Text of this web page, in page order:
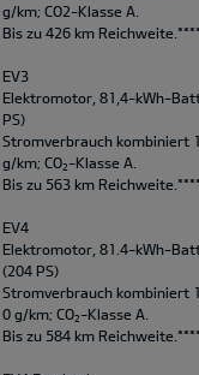
g/km; CO2-Klasse A.
Bis zu 426 km Reichweite.****
EV3
Elektromotor, 81,4-kWh-
PS)
Stromverbrauch kombiniert
g/km; CO2 -Klasse A.
Bis zu 563 km Reichweite.****
EV4
Elektromotor, 81.4-kWh-
(204 PS)
Stromverbrauch kombiniert
0 g/km; CO2 -Klasse A.
Bis zu 584 km Reichweite.****